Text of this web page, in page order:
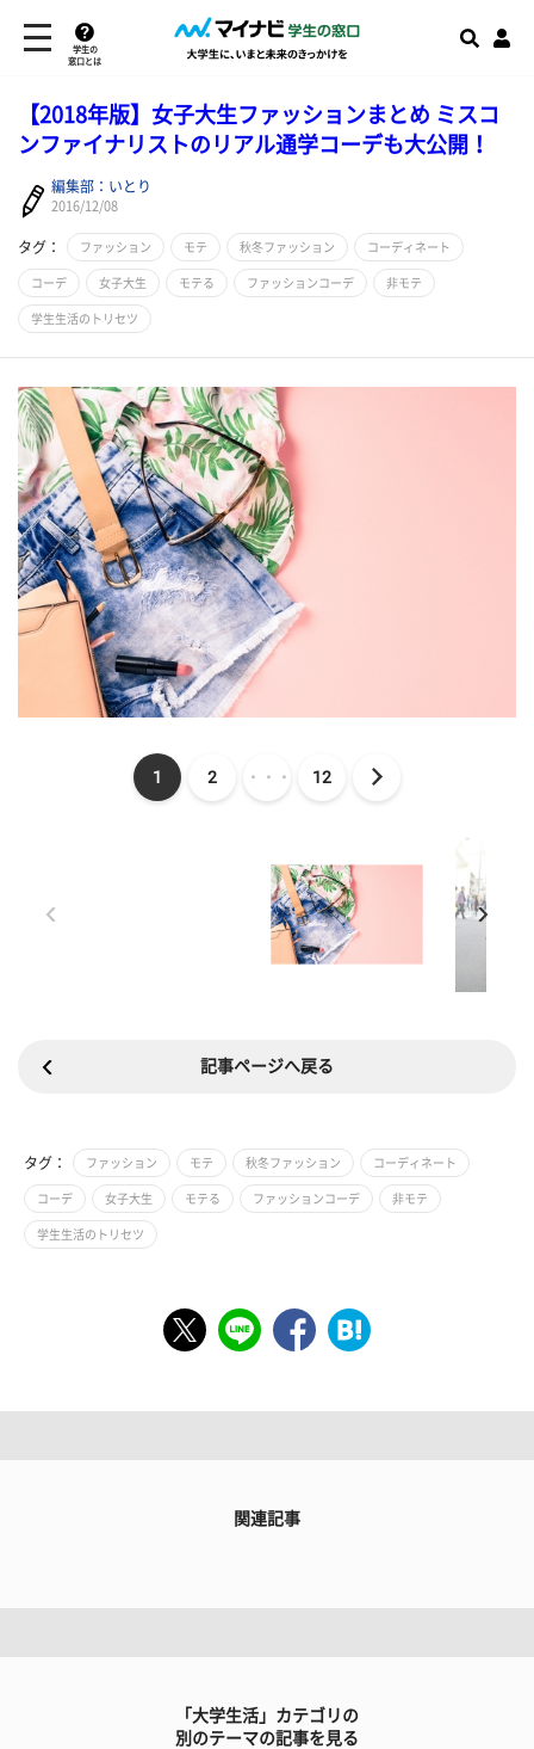
学生の
窓口とは
【2018年版】女子大生ファッションまとめ ミスコ
ンファイナリストのリアル通学コーデも大公開！
編集部：いとり
2016/12/08
タグ： ファッション モテ 秋冬ファッション コーディネート
コーデ 女子大生 モテる ファッションコーデ 非モテ
学生生活のトリセツ
1 2 ・・・ 12
記事ページへ戻る
タグ： ファッション モテ 秋冬ファッション コーディネート
コーデ 女子大生 モテる ファッションコーデ 非モテ
学生生活のトリセツ
関連記事
「大学生活」カテゴリの
別のテーマの記事を見る